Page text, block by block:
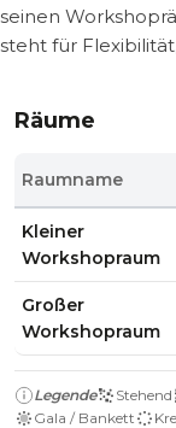
seinen
steht für
Räume
Raumname
Kleiner
Workshopraum
Großer
Workshopraum
Legende Stehend
Gala / Bankett